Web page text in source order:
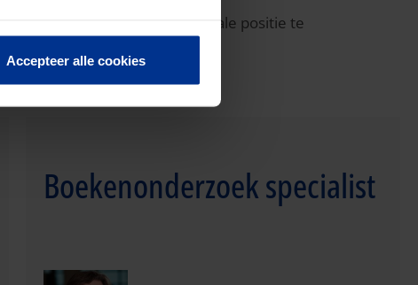
Accepteer alle cookies
te beheersen, de juiste fiscale positie te
Boekenonderzoek specialist